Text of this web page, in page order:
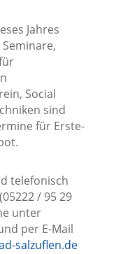
Jahres
Social
sind
für Erste-
telefonisch
/ 95 29
unter
per E-Mail
salzuflen.de